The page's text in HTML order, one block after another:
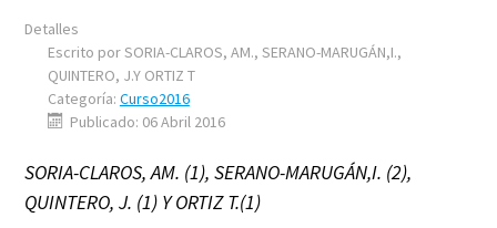
Detalles
Escrito porSORIA-CLAROS, AM., SERANO-MARUGÁN,I.,
QUINTERO, J.Y ORTIZ T
Categoría: Curso2016
Publicado: 06 Abril 2016
SORIA-CLAROS, AM. (1), SERANO-MARUGÁN,I. (2),
QUINTERO, J. (1) Y ORTIZ T.(1)